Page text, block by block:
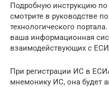
Подробную инструкцию
смотрите в руководстве
технологического
ваша информационная
взаимодействующих с
При регистрации ИС в
мнемонику ИС, она будет